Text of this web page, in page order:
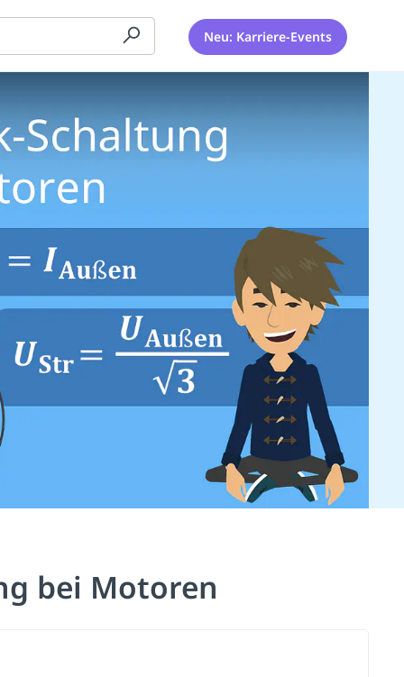
Neu: Karriere-Events
bei Motoren